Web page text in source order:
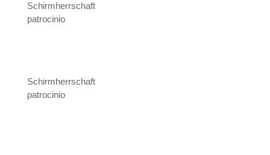
Schirmherrschaft
patrocinio
Schirmherrschaft
patrocinio